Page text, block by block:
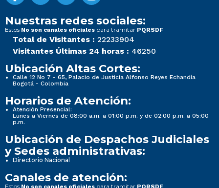
Nuestras redes sociales:
Estos No son canales oficiales para tramitar PQRSDF
Total de Visitantes : 22233904
Visitantes Últimas 24 horas : 46250
Ubicación Altas Cortes:
Calle 12 No 7 - 65, Palacio de Justicia Alfonso Reyes Echandía
Bogotá - Colombia
Horarios de Atención:
Atención Presencial:
Lunes a Viernes de 08:00 a.m. a 01:00 p.m. y de 02:00 p.m. a 05:00
p.m.
Ubicación de Despachos Judiciales
y Sedes administrativas:
Directorio Nacional
Canales de atención:
Estos No son canales oficiales para tramitar PQRSDF